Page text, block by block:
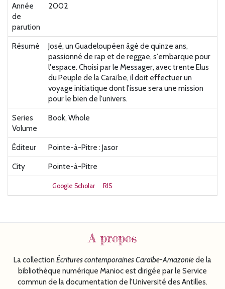
Année
de
parution
2002
Résumé
José, un Guadeloupéen âgé de quinze ans,
passionné de rap et de reggae, s'embarque pour
l'espace. Choisi par le Messager, avec trente Elus
du Peuple de la Caraïbe, il doit effectuer un
voyage initiatique dont l'issue sera une mission
pour le bien de l'univers.
Series
Volume
Book, Whole
Éditeur
Pointe-à-Pitre : Jasor
City
Pointe-à-Pitre
Google Scholar RIS
A propos
La collection Écriturescontemporaines Caraïbe-Amazoniede la
bibliothèque numérique Manioc est dirigée par le Service
commun de la documentation de l'Université des Antilles.